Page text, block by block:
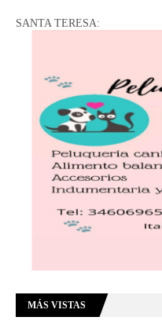
SANTA TERESA:
MÁS VISTAS